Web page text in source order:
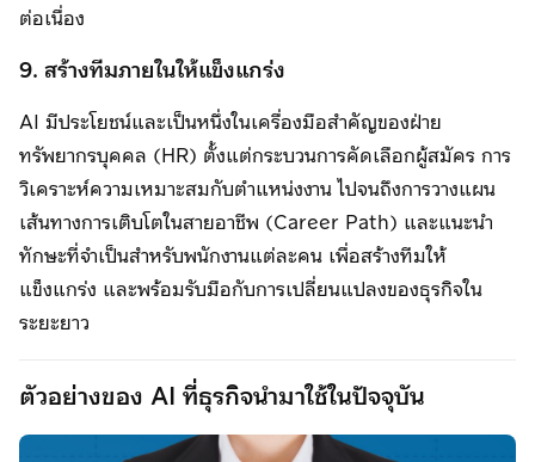
ต่อเนื่อง
9. สร้างทีมภายในให้แข็งแกร่ง
AI มีประโยชน์และเป็นหนึ่งในเครื่องมือสำคัญของฝ่าย
ทรัพยากรบุคคล (HR) ตั้งแต่กระบวนการคัดเลือกผู้สมัคร การ
วิเคราะห์ความเหมาะสมกับตำแหน่งงาน ไปจนถึงการวางแผน
เส้นทางการเติบโตในสายอาชีพ (Career Path) และแนะนำ
ทักษะที่จำเป็นสำหรับพนักงานแต่ละคน เพื่อสร้างทีมให้
แข็งแกร่ง และพร้อมรับมือกับการเปลี่ยนแปลงของธุรกิจใน
ระยะยาว
ตัวอย่างของ AI ที่ธุรกิจนำมาใช้ในปัจจุบัน